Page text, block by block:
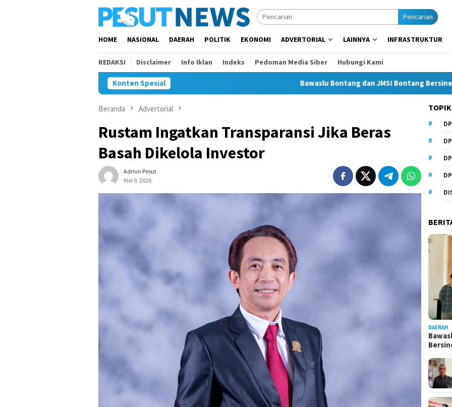
Pencarian
HOME NASIONAL DAERAH POLITIK EKONOMI ADVERTORIAL LAINNYA INFRASTRUKTUR
REDAKSI Disclaimer Info Iklan Indeks Pedoman Media Siber Hubungi Kami
Konten Spesial Bawaslu Bontang dan JMSI Bontang Bersinergi Lawan
Beranda Advertorial
Rustam Ingatkan Transparansi Jika Beras
Basah Dikelola Investor
Admin Pesut
Mei 9, 2026
DAERAH